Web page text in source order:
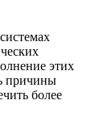
этих
причины
более